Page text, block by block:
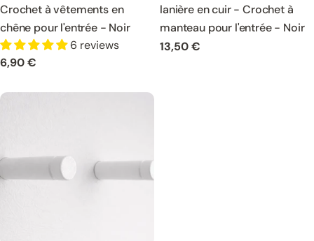
Crochet à vêtements en
chêne pour l'entrée - Noir
6 reviews
Prix
6,90 €
lanière en cuir - Crochet à
manteau pour l'entrée - Noir
Prix
13,50 €